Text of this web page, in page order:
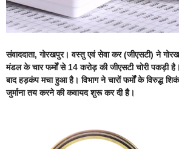
संवाददाता, गोरखपुर।वस्तु एवं सेवा कर (जीएसटी) ने
मंडल के चार फर्मों से 14 करोड़ की जीएसटी चोरी पकड़ी
बाद हड़कंप मचा हुआ है। विभाग ने चारों फर्मों के विरुद्ध
जुर्माना तय करने की कवायद शुरू कर दी है।